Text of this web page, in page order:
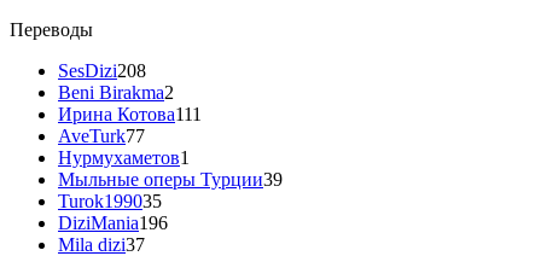
Переводы
SesDizi208
Beni Birakma2
Ирина Котова111
AveTurk77
Нурмухаметов1
Мыльные оперы Турции39
Turok199035
DiziMania196
Mila dizi37